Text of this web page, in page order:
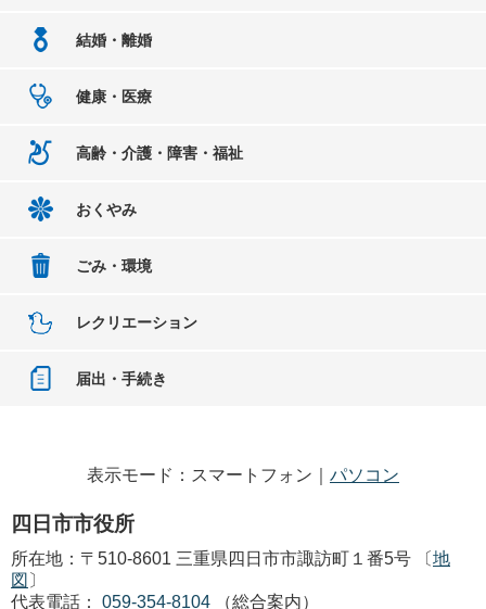
結婚・離婚
健康・医療
高齢・介護・障害・福祉
おくやみ
ごみ・環境
レクリエーション
届出・手続き
表示モード：スマートフォン｜ パソコン
四日市市役所
所在地：〒510-8601 三重県四日市市諏訪町１番5号 〔地
図 〕
代表電話：
059-354-8104 （総合案内）